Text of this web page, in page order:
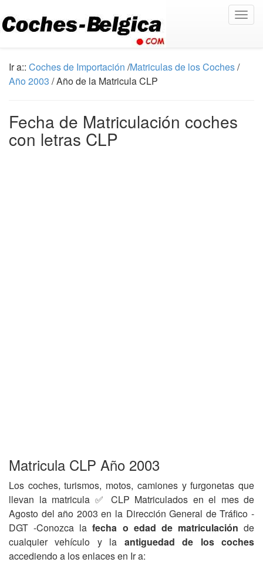
Ir a:: Coches de Importación /Matriculas de los Coches/
Año 2003 / Año de la Matricula CLP
Fecha de Matriculación coches
con letras CLP
Matricula CLP Año 2003
Los coches, turismos, motos, camiones y furgonetas que
llevan la matricula ✅ CLP Matriculados en el mes de
Agosto del año 2003 en la Dirección General de Tráfico -
DGT -Conozca lafecha o edad de matriculación de
cualquier vehículo y la antiguedad de los coches
accediendo a los enlaces en Ir a: